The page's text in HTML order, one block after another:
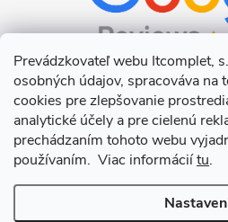
Prevádzkovateľ webu Itcomplet,
osobných údajov, spracováva na
cookies pre zlepšovanie
analytické účely a pre cielenú
prechádzaním tohoto webu
používaním. Viac informáciítu.